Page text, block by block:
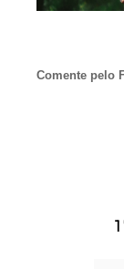
Comente pelo